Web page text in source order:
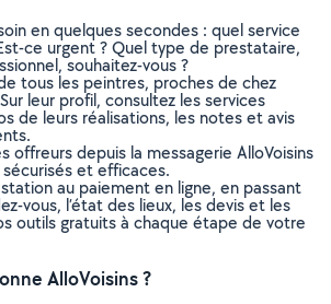
en quelques secondes : quel service
ce urgent ? Quel type de prestataire,
souhaitez-vous ?
tous les peintres, proches de chez
leur profil, consultez les services
de leurs réalisations, les notes et avis
offreurs depuis la messagerie AlloVoisins
et efficaces.
au paiement en ligne, en passant
vous, l’état des lieux, les devis et les
outils gratuits à chaque étape de votre
AlloVoisins ?